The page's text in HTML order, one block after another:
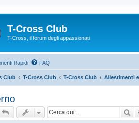
T-Cross Club
T-Cross, il forum degli appassionati
Rapidi FAQ
Club T-Cross Club T-Cross Club Allestimenti